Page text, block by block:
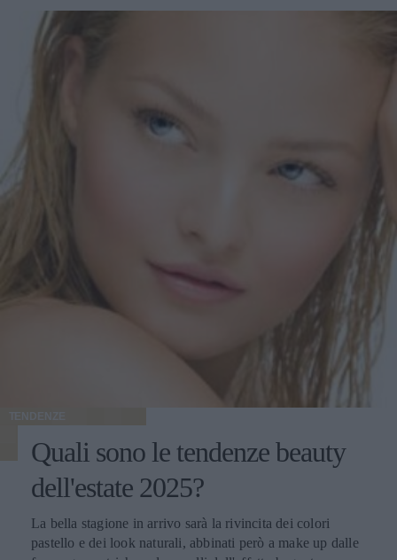
TENDENZE
Quali sono le tendenze beauty
dell'estate 2025?
La bella stagione in arrivo sarà la rivincita dei colori
pastello e dei look naturali, abbinati però a make up dalle